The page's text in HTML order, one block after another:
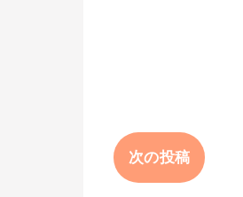
次の投稿